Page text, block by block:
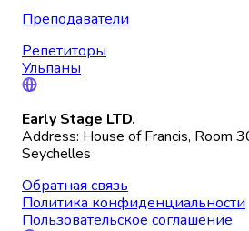
Преподаватели
Репетиторы
Ульпаны
Early Stage LTD.
Address: House of Francis, Room
Seychelles
Обратная связь
Политика конфиденциальности
Пользовательское соглашение